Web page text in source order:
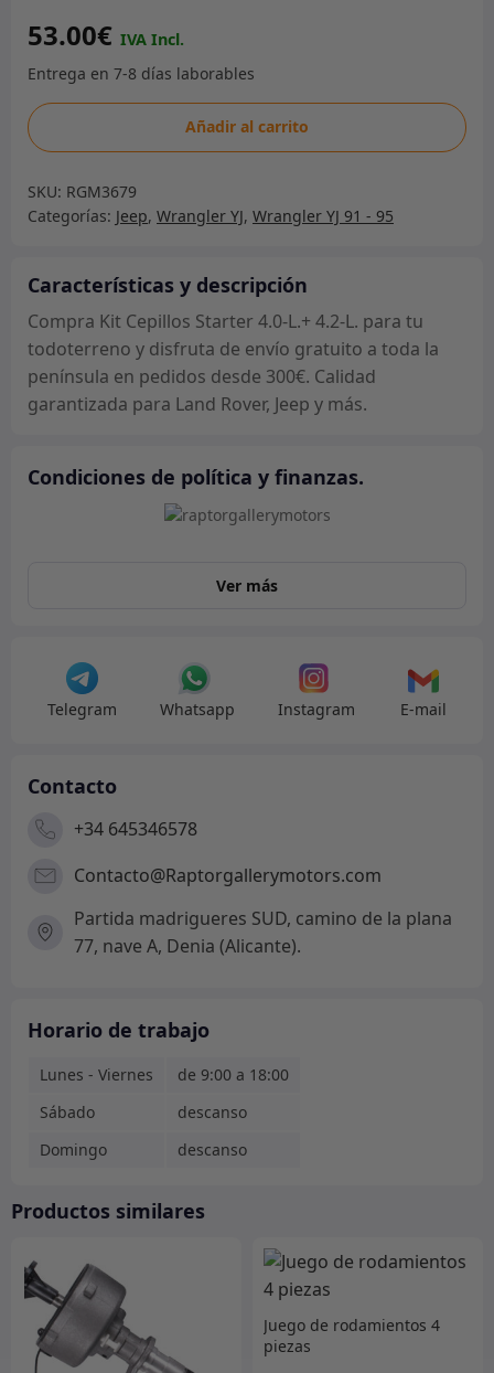
53.00€
Kit
Cepillos
4.0-
L.+
L.
Añadir al carrito
SKU: RGM3679
Categorías: Jeep, Wrangler YJ, Wrangler YJ 91 - 95
Características y descripción
Compra Kit Cepillos Starter 4.0-L.+ 4.2-L. para tu
todoterreno y disfruta de envío gratuito a toda la
península en pedidos desde 300€. Calidad
garantizada para Land Rover, Jeep y más.
Condiciones de política y finanzas.
Ver más
Telegram Whatsapp Instagram E-mail
Contacto
+34 645346578
Contacto@Raptorgallerymotors.com
Partida madrigueres SUD, camino de la plana
77, nave A, Denia (Alicante).
Horario de trabajo
Lunes - Viernes
de 9:00 a 18:00
Sábado
descanso
Domingo
descanso
Productos similares
Juego de rodamientos 4
piezas